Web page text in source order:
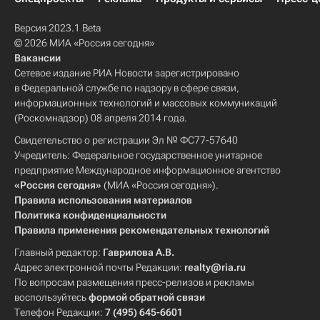
Версия 2023.1 Beta
© 2026 МИА «Россия сегодня»
Вакансии
Сетевое издание РИА Новости зарегистрировано
в Федеральной службе по надзору в сфере связи,
информационных технологий и массовых коммуникаций
(Роскомнадзор) 08 апреля 2014 года.
Свидетельство о регистрации Эл № ФС77-57640
Учредитель: Федеральное государственное унитарное
предприятие Международное информационное агентство
«Россия сегодня» (МИА «Россия сегодня»).
Правила использования материалов
Политика конфиденциальности
Правила применения рекомендательных технологий
Главный редактор: Гаврилова А.В.
Адрес электронной почты Редакции: realty@ria.ru
По вопросам размещения пресс-релизов и рекламы
воспользуйтесьформой обратной связи
Телефон Редакции: 7 (495) 645-6601